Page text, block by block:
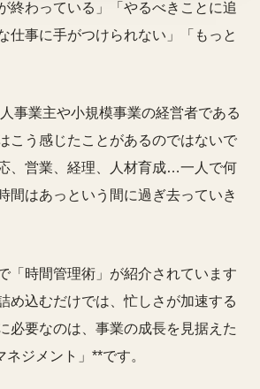
終わっている」「やるべきことに追
仕事に手がつけられない」「もっと
事業主や小規模事業の経営者である
こう感じたことがあるのではないで
、営業、経理、人材育成…一人で何
間はあっという間に過ぎ去っていき
「時間管理術」が紹介されています
め込むだけでは、忙しさが加速する
必要なのは、事業の成長を見据えた
ジメント」**です。